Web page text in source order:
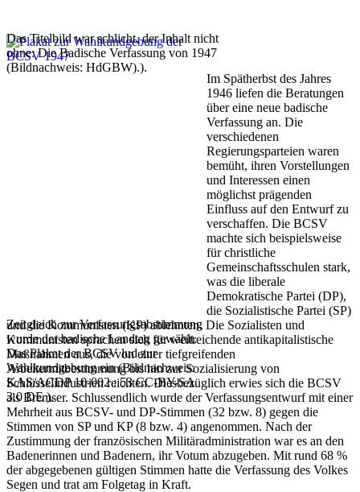
Das Titelbild war schlicht, der Inhalt nicht
ohne: Die Badische Verfassung von 1947
(Bildnachweis: HdGBW).).
Zeitgleich zur Verfassungsabstimmung
wurde der badische Landtag gewählt.
Das Plakat der BCSV lud zur
Wahlkundgebung ein (Bildnachweis:
KAS/ACDP 10-002 : 53 CC-BY-SA
3.0 DE ).
Im Spätherbst des Jahres
1946 liefen die Beratungen
über eine neue badische
Verfassung an. Die
verschiedenen
Regierungsparteien waren
bemüht, ihren Vorstellungen
und Interessen einen
möglichst prägenden
Einfluss auf den Entwurf zu
verschaffen. Die BCSV
machte sich beispielsweise
für christliche
Gemeinschaftsschulen stark,
was die liberale
Demokratische Partei (DP),
die Sozialistische Partei (SP)
und die Kommunisten (KP) ablehnten. Die Sozialisten und
Kommunisten sprachen sich für weitreichende antikapitalistische
Maßnahmen aus, die von einer tiefgreifenden
Arbeitermitbestimmung bis hin zur Sozialisierung von
Schlüsselindustrien reichten. Diesbezüglich erwies sich die BCSV
als Bremser. Schlussendlich wurde der Verfassungsentwurf mit einer
Mehrheit aus BCSV- und DP-Stimmen (32 bzw. 8) gegen die
Stimmen von SP und KP (8 bzw. 4) angenommen. Nach der
Zustimmung der französischen Militäradministration war es an den
Badenerinnen und Badenern, ihr Votum abzugeben. Mit rund 68 %
der abgegebenen gültigen Stimmen hatte die Verfassung des Volkes
Segen und trat am Folgetag in Kraft.